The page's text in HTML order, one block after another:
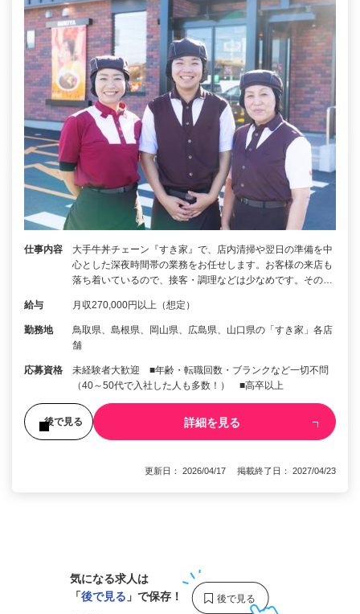
仕事内容
大手牛丼チェーン『すき家』で、店内清掃や翌日の準備を中
心とした深夜時間帯の業務をお任せします。お客様の来店も
落ち着いているので、接客・調理などは少なめです。その…
給与 月収270,000円以上（想定）
勤務地
鳥取県、島根県、岡山県、広島県、山口県の「すき家」各店
舗
応募資格
未経験者大歓迎 ■年齢・転職回数・ブランクなど一切不問
（40～50代で入社した人も多数！） ■高卒以上
後で見る 詳細を見る
更新日： 2026/04/17 掲載終了日： 2027/04/23
気になる求人は
「後で見る 」で保存！